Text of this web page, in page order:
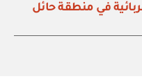
في منطقة حائل